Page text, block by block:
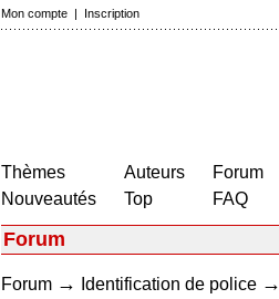
Mon compte | Inscription
Thèmes
Nouveautés
Auteurs
Top
Forum
FAQ
Forum
Forum → Identification de police →